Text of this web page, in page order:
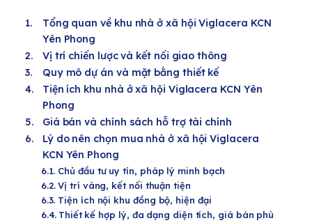
Tổng quan về khu nhà ở xã hội Viglacera KCN
Yên Phong
Vị trí chiến lược và kết nối giao thông
Quy mô dự án và mặt bằng thiết kế
Tiện ích khu nhà ở xã hội Viglacera KCN Yên
Phong
Giá bán và chính sách hỗ trợ tài chính
Lý do nên chọn mua nhà ở xã hội Viglacera
KCN Yên Phong
Chủ đầu tư uy tín, pháp lý minh bạch
Vị trí vàng, kết nối thuận tiện
Tiện ích nội khu đồng bộ, hiện đại
Thiết kế hợp lý, đa dạng diện tích, giá bán phù